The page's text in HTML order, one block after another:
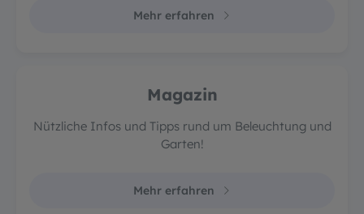
Mehr erfahren
Magazin
Nützliche Infos und Tipps rund um Beleuchtung und
Garten!
Mehr erfahren